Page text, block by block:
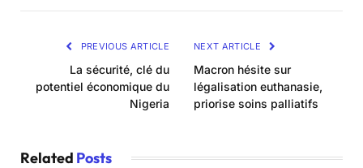
PREVIOUS ARTICLE
La sécurité, clé du
potentiel économique du
Nigeria
NEXT ARTICLE
Macron hésite sur
légalisation euthanasie,
priorise soins palliatifs
Related Posts